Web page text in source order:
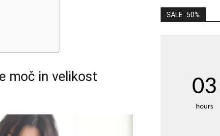
moč in velikost
SALE -50%
03
hours